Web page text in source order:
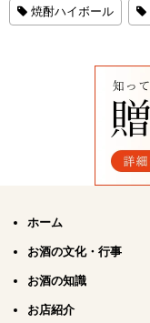
焼酎ハイボール
ホーム
お酒の文化・行事
お酒の知識
お店紹介